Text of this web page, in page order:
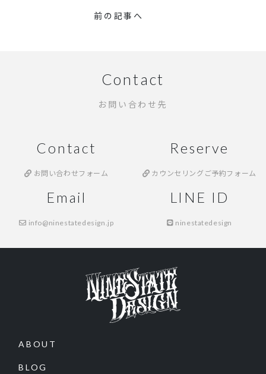
前の記事へ
Contact
お問い合わせ先
Contact
お問い合わせフォーム
Reserve
カウンセリングご予約フォーム
Email
info@ninestatedesign.jp
LINE ID
ninestatedesign
ABOUT
BLOG